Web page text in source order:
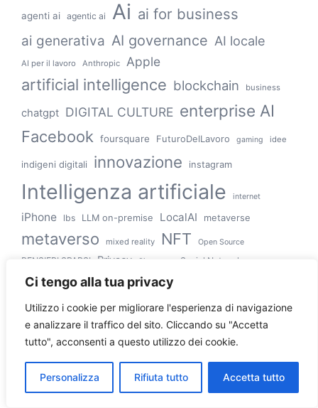
Ci tengo alla tua privacy
Utilizzo i cookie per migliorare l'esperienza di navigazione
e analizzare il traffico del sito. Cliccando su "Accetta
tutto", acconsenti a questo utilizzo dei cookie.
Personalizza Rifiuta tutto Accetta tutto
agenti ai agentic ai Ai ai for business
ai generativa AI governance AI locale
AI per il lavoro Anthropic Apple
artificial intelligence blockchain business
chatgpt DIGITAL CULTURE enterprise AI
Facebook foursquare FuturoDelLavoro gaming idee
indigeni digitali innovazione instagram
Intelligenza artificiale internet
iPhone lbs LLM on-premise LocalAI metaverse
metaverso mixed reality NFT Open Source
PENSIERI SPARSI Privacy Sicurezza Social Network
sovranità digitale spatial computing
twitter vr web3
Ultimi post